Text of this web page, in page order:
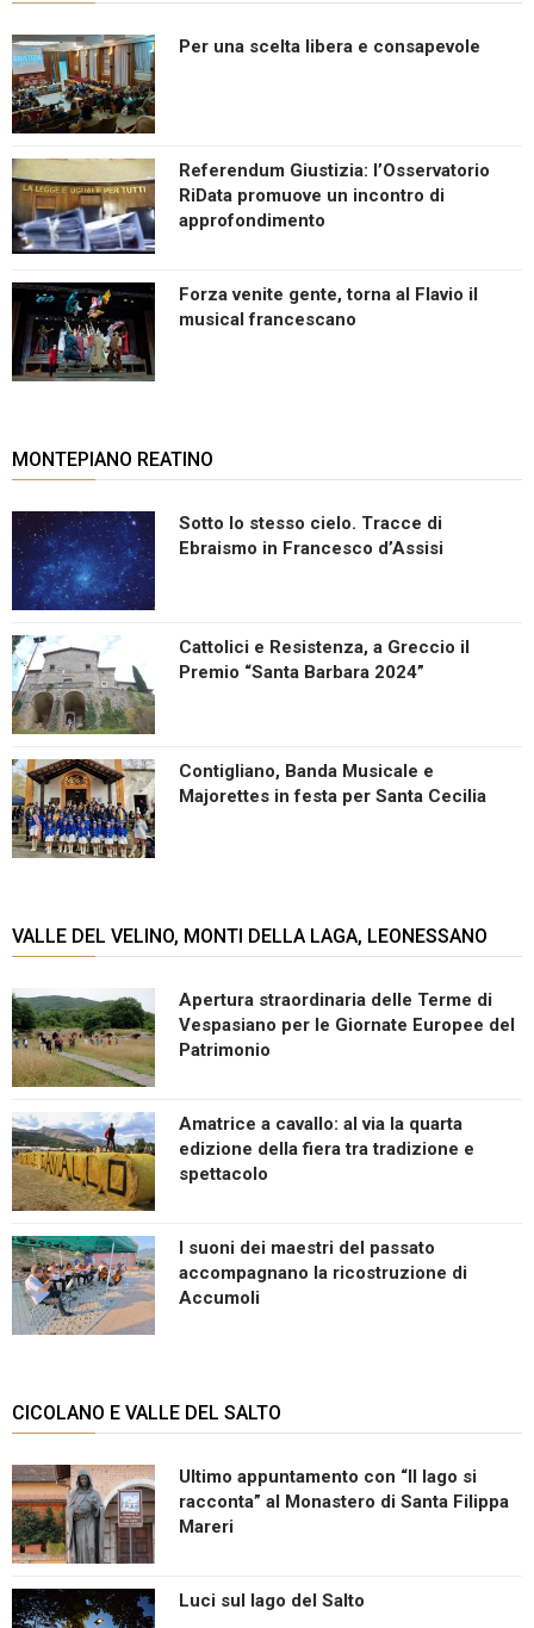
Per una scelta libera e consapevole
Referendum Giustizia: l’Osservatorio
RiData promuove un incontro di
approfondimento
Forza venite gente, torna al Flavio il
musical francescano
MONTEPIANO REATINO
Sotto lo stesso cielo. Tracce di
Ebraismo in Francesco d’Assisi
Cattolici e Resistenza, a Greccio il
Premio “Santa Barbara 2024”
Contigliano, Banda Musicale e
Majorettes in festa per Santa Cecilia
VALLE DEL VELINO, MONTI DELLA LAGA, LEONESSANO
Apertura straordinaria delle Terme di
Vespasiano per le Giornate Europee del
Patrimonio
Amatrice a cavallo: al via la quarta
edizione della fiera tra tradizione e
spettacolo
I suoni dei maestri del passato
accompagnano la ricostruzione di
Accumoli
CICOLANO E VALLE DEL SALTO
Ultimo appuntamento con “Il lago si
racconta” al Monastero di Santa Filippa
Mareri
Luci sul lago del Salto